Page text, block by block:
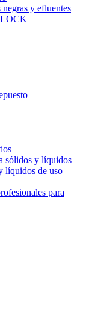
negras y efluentes
sólidos y líquidos
líquidos de uso
para